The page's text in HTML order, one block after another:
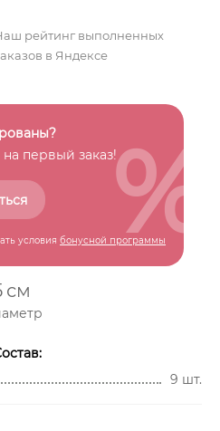
рейтинг выполненных
в Яндексе
на первый заказ!
условия бонусной программы
%
см
9 шт.